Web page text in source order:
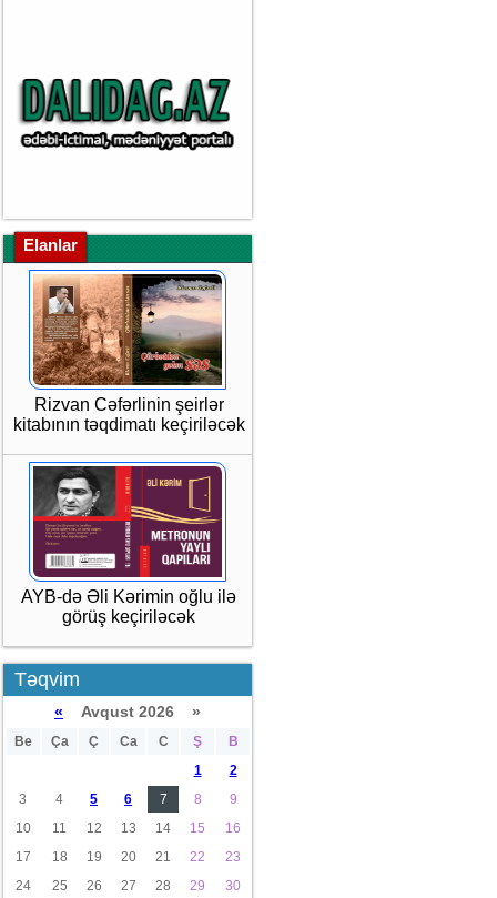
Elanlar
Rizvan Cəfərlinin şeirlər
kitabının təqdimatı keçiriləcək
AYB-də Əli Kərimin oğlu ilə
görüş keçiriləcək
Təqvim
« Avqust 2026 »
Be Ça Ç Ca C Ş
B
1
2
3
4 5 6 7 8
9
10
11 12 13 14 15
16
17
18 19 20 21 22
23
24
25 26 27 28 29
30